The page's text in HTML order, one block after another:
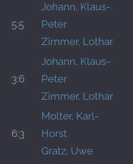
5:5
Johann, Klaus-
Peter
Zimmer, Lothar
3:6
Johann, Klaus-
Peter
Zimmer, Lothar
6:3
Molter, Karl-
Horst
Gratz, Uwe